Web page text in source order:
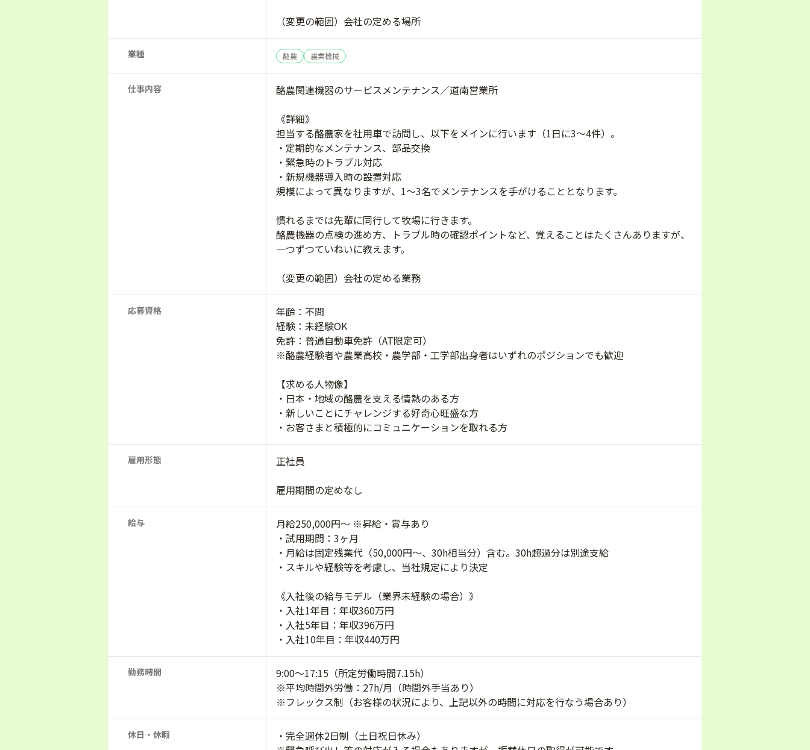
（変更の範囲）会社の定める場所
業種 酪農 農業機械
仕事内容
酪農関連機器のサービスメンテナンス／道南営業所
《詳細》
担当する酪農家を社用車で訪問し、以下をメインに行います（1日に3～4件）。
・定期的なメンテナンス、部品交換
・緊急時のトラブル対応
・新規機器導入時の設置対応
規模によって異なりますが、1～3名でメンテナンスを手がけることとなります。
慣れるまでは先輩に同行して牧場に行きます。
酪農機器の点検の進め方、トラブル時の確認ポイントなど、覚えることはたくさんありますが、
一つずつていねいに教えます。
（変更の範囲）会社の定める業務
応募資格
年齢：不問
経験：未経験OK
免許：普通自動車免許（AT限定可）
※酪農経験者や農業高校・農学部・工学部出身者はいずれのポジションでも歓迎
【求める人物像】
・日本・地域の酪農を支える情熱のある方
・新しいことにチャレンジする好奇心旺盛な方
・お客さまと積極的にコミュニケーションを取れる方
雇用形態
正社員
雇用期間の定めなし
給与
月給250,000円～ ※昇給・賞与あり
・試用期間：3ヶ月
・月給は固定残業代（50,000円～、30h相当分）含む。30h超過分は別途支給
・スキルや経験等を考慮し、当社規定により決定
《入社後の給与モデル（業界未経験の場合）》
・入社1年目：年収360万円
・入社5年目：年収396万円
・入社10年目：年収440万円
勤務時間
9:00～17:15（所定労働時間7.15h）
※平均時間外労働：27h/月（時間外手当あり）
※フレックス制（お客様の状況により、上記以外の時間に対応を行なう場合あり）
休日・休暇
・完全週休2日制（土日祝日休み）